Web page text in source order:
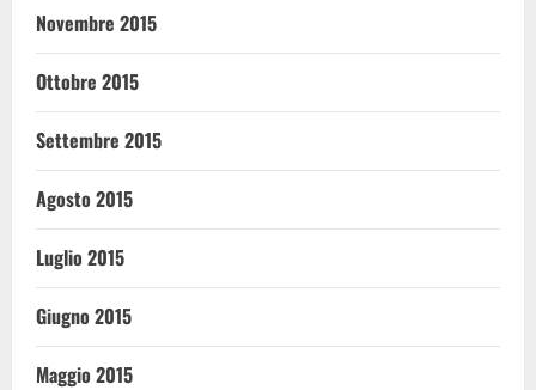
Novembre 2015
Ottobre 2015
Settembre 2015
Agosto 2015
Luglio 2015
Giugno 2015
Maggio 2015